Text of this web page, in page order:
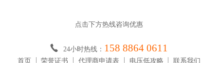
点击下方热线咨询优惠
24小时热线： 158 8864 0611
首页 荣誉证书 代理商申请表 电压低攻略
联系我们